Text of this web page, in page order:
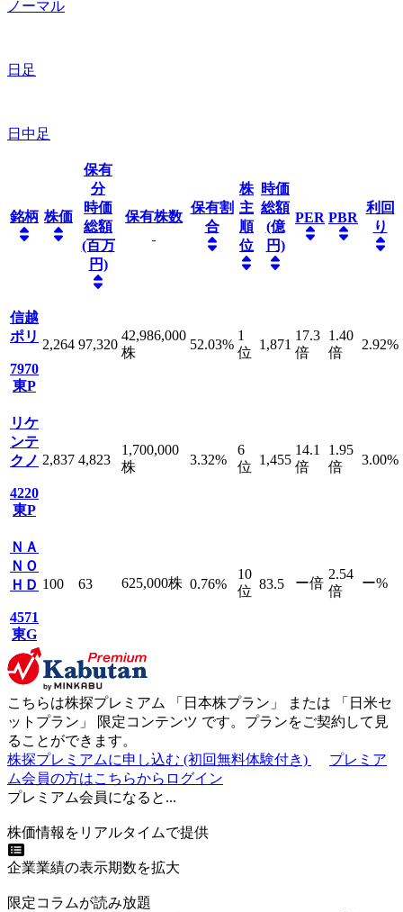
ノーマル
日足
日中足
銘柄 株価
保有
分
時価
総額
(百万
円)
保有株数
保有割
合
株
主
順
位
時価
総額
(億
円)
PER PBR
利回
り
信越
ポリ
7970
東P
2,264 97,320
42,986,000
株
52.03%
1
位
1,871
17.3
倍
1.40
倍
2.92%
リケ
ンテ
クノ
4220
東P
2,837 4,823
1,700,000
株
3.32%
6
位 1,455
14.1
倍
1.95
倍
3.00%
ＮＡ
ＮＯ
ＨＤ
4571
東G
100 63 625,000株 0.76%
10
位 83.5 ー倍
2.54
倍
ー%
こちらは株探プレミアム 「 日本株プラン 」 または 「 日米セ
ットプラン 」 限定コンテンツ です。プランをご契約して見
ることができます。
株探プレミアムに申し込む (初回無料体験付き)
プレミア
ム会員の方はこちらからログイン
プレミアム会員になると...
株価情報をリアルタイムで提供
企業業績の表示期数を拡大
限定コラムが読み放題